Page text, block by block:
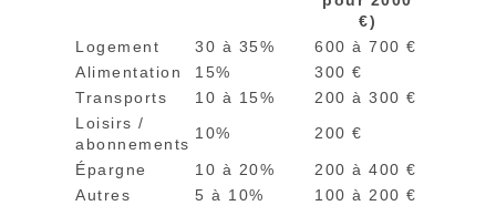
€)
Logement
30 à 35%
600 à 700 €
Alimentation
15%
300 €
Transports
10 à 15%
200 à 300 €
Loisirs /
abonnements
10% 200 €
Épargne 10 à 20%
200 à 400 €
Autres
5 à 10% 100 à 200 €